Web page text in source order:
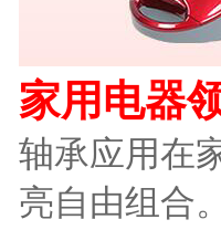
家用电器
轴承应用在
亮自由组合